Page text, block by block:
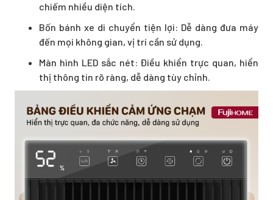
chiếm nhiều diện tích.
Bốn bánh xe di chuyển tiện lợi: Dễ dàng đưa máy
đến mọi không gian, vị trí cần sử dụng.
Màn hình LED sắc nét: Điều khiển trực quan, hiển
thị thông tin rõ ràng, dễ dàng tùy chỉnh.